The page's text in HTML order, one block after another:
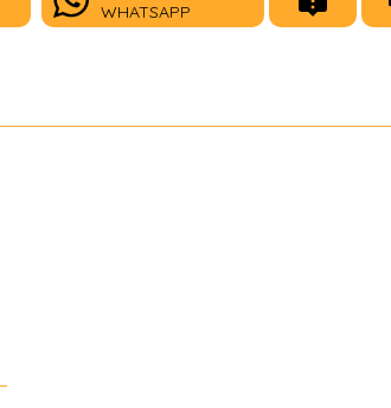
WHATSAPP